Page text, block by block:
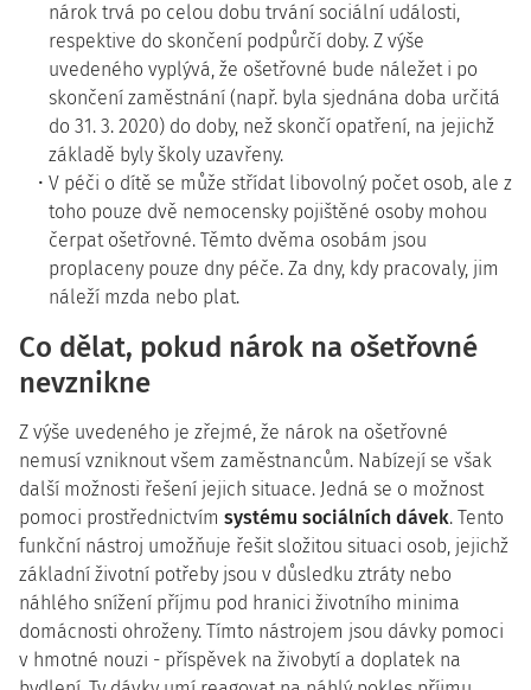
nárok trvá po celou dobu trvání sociální události,
respektive do skončení podpůrčí doby. Z výše
uvedeného vyplývá, že ošetřovné bude náležet i po
skončení zaměstnání (např. byla sjednána doba určitá
do 31. 3. 2020) do doby, než skončí opatření, na jejichž
základě byly školy uzavřeny.
V péči o dítě se může střídat libovolný počet osob, ale z
toho pouze dvě nemocensky pojištěné osoby mohou
čerpat ošetřovné. Těmto dvěma osobám jsou
proplaceny pouze dny péče. Za dny, kdy pracovaly, jim
náleží mzda nebo plat.
Co dělat, pokud nárok na ošetřovné
nevznikne
Z výše uvedeného je zřejmé, že nárok na ošetřovné
nemusí vzniknout všem zaměstnancům. Nabízejí se však
další možnosti řešení jejich situace. Jedná se o možnost
pomoci prostřednictvím systému sociálních dávek. Tento
funkční nástroj umožňuje řešit složitou situaci osob, jejichž
základní životní potřeby jsou v důsledku ztráty nebo
náhlého snížení příjmu pod hranici životního minima
domácnosti ohroženy. Tímto nástrojem jsou dávky pomoci
v hmotné nouzi - příspěvek na živobytí a doplatek na